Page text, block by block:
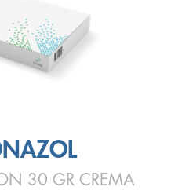
30 GR CREMA